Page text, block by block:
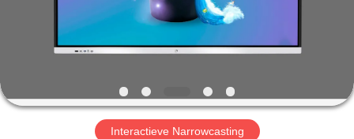
ONGEVEER
FABRIEKSREIS
Interactieve Narrowcasting